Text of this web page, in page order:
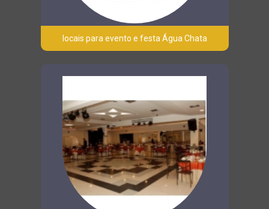
locais para evento e festa Água Chata